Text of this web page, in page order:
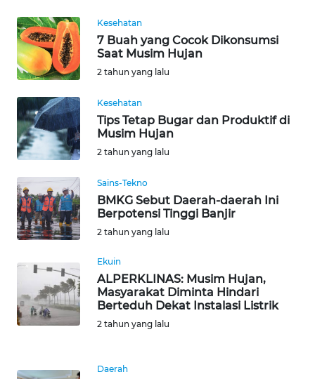
Kesehatan
7 Buah yang Cocok Dikonsumsi
Saat Musim Hujan
2 tahun yang lalu
Kesehatan
Tips Tetap Bugar dan Produktif di
Musim Hujan
2 tahun yang lalu
Sains-Tekno
BMKG Sebut Daerah-daerah Ini
Berpotensi Tinggi Banjir
2 tahun yang lalu
Ekuin
ALPERKLINAS: Musim Hujan,
Masyarakat Diminta Hindari
Berteduh Dekat Instalasi Listrik
2 tahun yang lalu
Daerah
KALTARA
WN
KALSEL
WN
KALTIM
WN
SULSEL
WN
GORONTALO
WN
SULUT
WN
WN